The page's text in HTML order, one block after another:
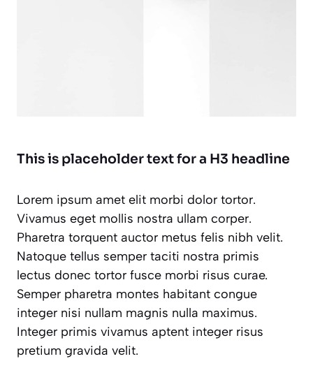
This is placeholder text for a H3 headline
Lorem ipsum amet elit morbi dolor tortor.
Vivamus eget mollis nostra ullam corper.
Pharetra torquent auctor metus felis nibh velit.
Natoque tellus semper taciti nostra primis
lectus donec tortor fusce morbi risus curae.
Semper pharetra montes habitant congue
integer nisi nullam magnis nulla maximus.
Integer primis vivamus aptent integer risus
pretium gravida velit.